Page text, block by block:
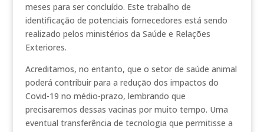
meses para ser concluído. Este trabalho de
identificação de potenciais fornecedores está sendo
realizado pelos ministérios da Saúde e Relações
Exteriores.
Acreditamos, no entanto, que o setor de saúde animal
poderá contribuir para a redução dos impactos do
Covid-19 no médio-prazo, lembrando que
precisaremos dessas vacinas por muito tempo. Uma
eventual transferência de tecnologia que permitisse a